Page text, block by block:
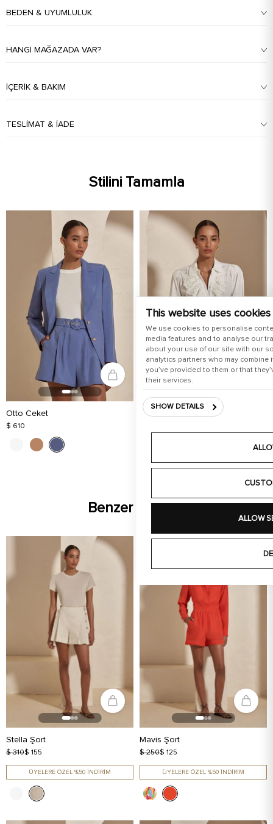
This website uses cookies
We use cookies to personalise
media features and to analyse our
about your use of our site with our
analytics partners who may
you’ve provided to them or that
their services.
SHOW DETAILS
ALLOW
BEDEN & UYUMLULUK
HANGI MAĞAZADA VAR?
İÇERIK & BAKIM
TESLIMAT & İADE
Stilini Tamamla
Otto Ceket
$ 610
Isla Gömlek
Benzer Ürünler
Stella Şort
$ 310$ 155
ÜYELERE ÖZEL %50 İNDİRİM
Mavis Şort
$ 250$ 125
ÜYELERE ÖZEL %50 İNDİRİM